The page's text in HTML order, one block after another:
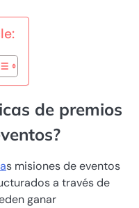
de premios
s misiones de eventos
a través de
ganar